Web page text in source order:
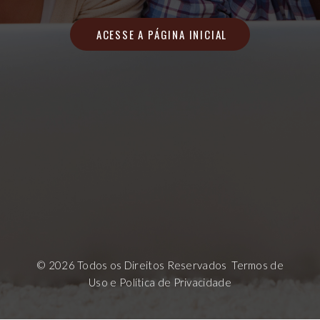
ACESSE A PÁGINA INICIAL
© 2026 Todos os Direitos ReservadosTermos de
Uso e Política de Privacidade